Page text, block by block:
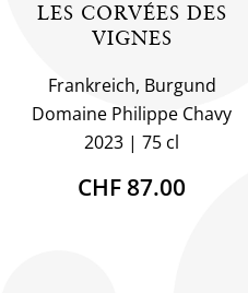
LES CORVÉES DES
VIGNES
Frankreich, Burgund
Domaine Philippe Chavy
2023
75 cl
CHF 87.00